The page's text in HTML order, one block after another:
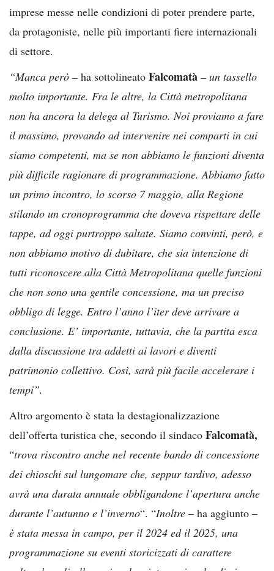
imprese messe nelle condizioni di poter prendere parte,
da protagoniste, nelle più importanti fiere internazionali
di settore.
“Manca però – ha sottolineato Falcomatà – un tassello
molto importante. Fra le altre, la Città metropolitana
non ha ancora la delega al Turismo. Noi proviamo a fare
il massimo, provando ad intervenire nei comparti in cui
siamo competenti, ma se non abbiamo le funzioni diventa
più difficile ragionare di programmazione. Abbiamo fatto
un primo incontro, lo scorso 7 maggio, alla Regione
stilando un cronoprogramma che doveva rispettare delle
tappe, ad oggi purtroppo saltate. Siamo convinti, però, e
non abbiamo motivo di dubitare, che sia intenzione di
tutti riconoscere alla Città Metropolitana quelle funzioni
che non sono una gentile concessione, ma un preciso
obbligo di legge. Entro l’anno l’iter deve arrivare a
conclusione. E’ importante, tuttavia, che la partita esca
dalla discussione tra addetti ai lavori e diventi
patrimonio collettivo. Così, sarà più facile accelerare i
tempi”.
Altro argomento è stata la destagionalizzazione
dell’offerta turistica che, secondo il sindaco Falcomatà,
“trova riscontro anche nel recente bando di concessione
dei chioschi sul lungomare che, seppur tardivo, adesso
avrà una durata annuale obbligandone l’apertura anche
durante l’autunno e l’inverno“. “Inoltre – ha aggiunto –
è stata messa in campo, per il 2024 ed il 2025, una
programmazione su eventi storicizzati di carattere